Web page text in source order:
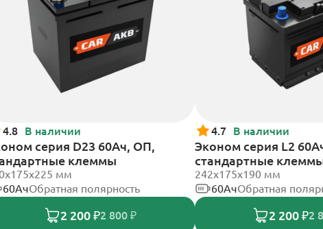
4.8 В наличии
серия D23 60Ач, ОП,
клеммы
мм
60АчОбратная полярность
2 200 ₽2 800 ₽
4.7 В наличии
Эконом серия L2
стандартные
242х175х190 мм
60АчОбратная
2 200 ₽2